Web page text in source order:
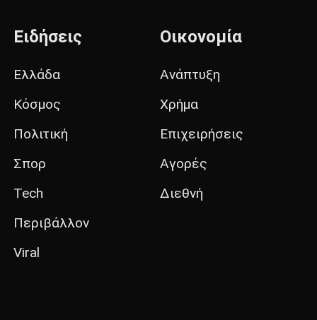
Ειδήσεις
Ελλάδα
Κόσμος
Πολιτική
Σπορ
Tech
Περιβάλλον
Viral
Οικονομία
Ανάπτυξη
Χρήμα
Επιχειρήσεις
Αγορές
Διεθνή